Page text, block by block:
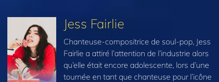
Jess Fairlie
Chanteuse-compositrice de soul-pop, Jess
Fairlie a attiré l’attention de l’industrie alors
qu’elle était encore adolescente, lors d’une
tournée en tant que chanteuse pour l’icône